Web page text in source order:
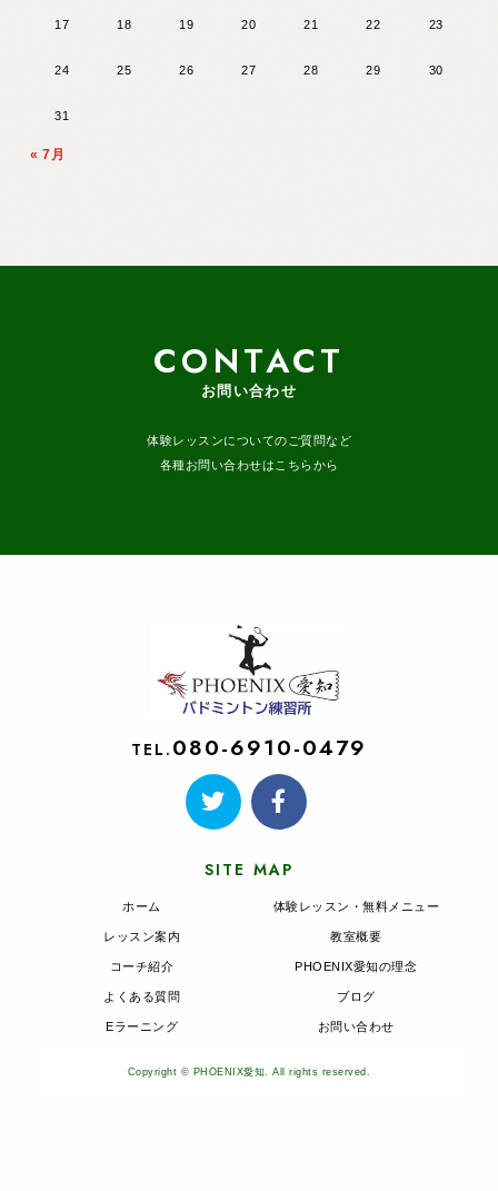
17 18 19 20 21 22 23
24 25 26 27 28 29 30
31
« 7月
CONTACT
お問い合わせ
体験レッスンについてのご質問など
各種お問い合わせはこちらから
TEL. 080-6910-0479
SITE MAP
ホーム
レッスン案内
コーチ紹介
よくある質問
Eラーニング
体験レッスン・無料メニュー
教室概要
PHOENIX愛知の理念
ブログ
お問い合わせ
Copyright © PHOENIX愛知. All rights reserved.